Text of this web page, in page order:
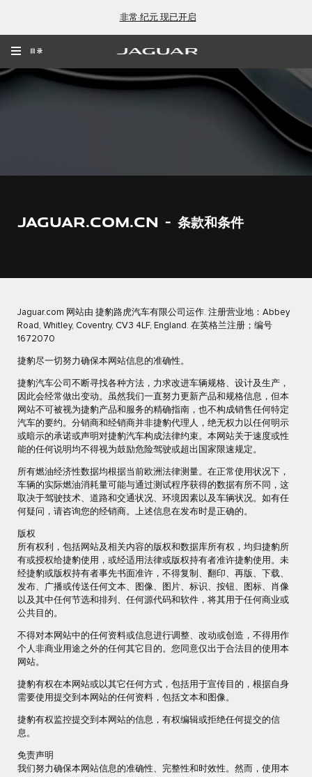
非常·纪元 现已开启
目录
JAGUAR.COM.CN - 条款和条件
Jaguar.com 网站由 捷豹路虎汽车有限公司运作. 注册营业地：Abbey
Road, Whitley, Coventry, CV3 4LF, England. 在英格兰注册；编号
1672070
捷豹尽一切努力确保本网站信息的准确性。
捷豹汽车公司不断寻找各种方法，力求改进车辆规格、设计及生产，
因此会经常做出变动。虽然我们一直努力更新产品和规格信息，但本
网站不可被视为捷豹产品和服务的精确指南，也不构成销售任何特定
汽车的要约。分销商和经销商并非捷豹代理人，绝无权力以任何明示
或暗示的承诺或声明对捷豹汽车构成法律约束。本网站关于速度或性
能的任何说明均不得视为鼓励危险驾驶或超出国家限速规定。
所有燃油经济性数据均根据当前欧洲法律测量。在正常使用状况下，
车辆的实际燃油消耗量可能与通过测试程序获得的数据有所不同，这
取决于驾驶技术、道路和交通状况、环境因素以及车辆状况。如有任
何疑问，请咨询您的经销商。上述信息在发布时是正确的。
版权
所有权利，包括网站及相关内容的版权和数据库所有权，均归捷豹所
有或授权给捷豹使用，或经适用法律或版权持有者准许捷豹使用。未
经捷豹或版权持有者事先书面准许，不得复制、翻印、再版、下载、
发布、广播或传送任何文本、图像、图片、标识、按钮、图标、肖像
以及其中任何节选和排列、任何源代码和软件，将其用于任何商业或
公共目的。
不得对本网站中的任何资料或信息进行调整、改动或创造，不得用作
个人非商业用途之外的任何其它目的。您同意仅出于合法目的使用本
网站。
捷豹有权在本网站或以其它任何方式，包括用于宣传目的，根据自身
需要使用提交到本网站的任何资料，包括文本和图像。
捷豹有权监控提交到本网站的信息，有权编辑或拒绝任何提交的信
息。
免责声明
我们努力确保本网站信息的准确性、完整性和时效性。然而，使用本